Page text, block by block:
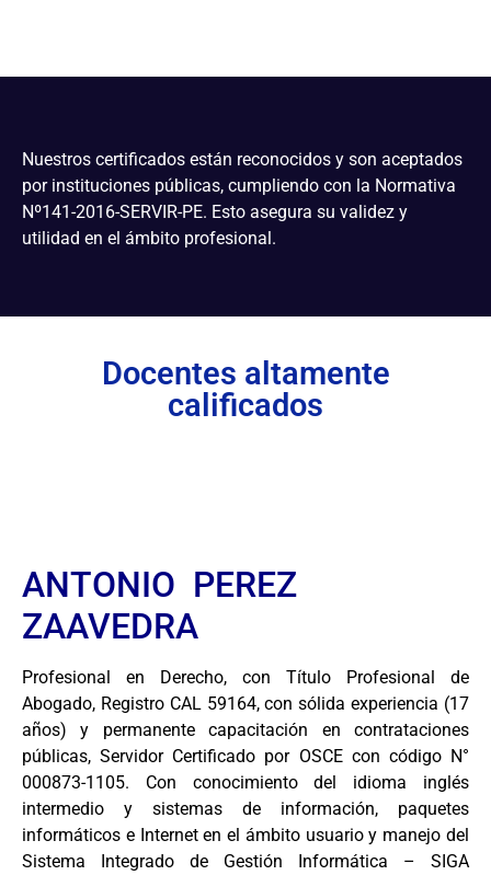
Nuestros certificados están reconocidos y son aceptados
por instituciones públicas, cumpliendo con la Normativa
Nº141-2016-SERVIR-PE. Esto asegura su validez y
utilidad en el ámbito profesional.
Docentes altamente
calificados
ANTONIO PEREZ
ZAAVEDRA
Profesional en Derecho, con Título Profesional de
Abogado, Registro CAL 59164, con sólida experiencia (17
años) y permanente capacitación en contrataciones
públicas, Servidor Certificado por OSCE con código N°
000873-1105. Con conocimiento del idioma inglés
intermedio y sistemas de información, paquetes
informáticos e Internet en el ámbito usuario y manejo del
Sistema Integrado de Gestión Informática – SIGA